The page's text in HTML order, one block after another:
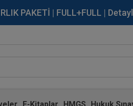
PAKETİ | FULL+FULL |